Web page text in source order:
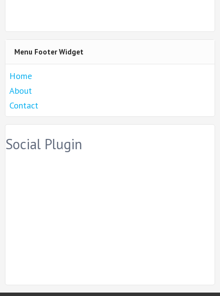
Menu Footer Widget
Home
About
Contact
Social Plugin